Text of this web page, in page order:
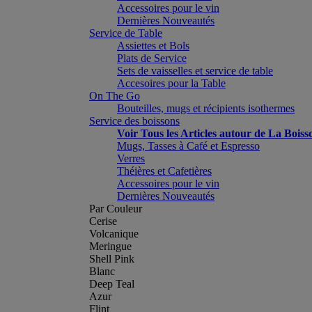
Accessoires pour le vin
Dernières Nouveautés
Service de Table
Assiettes et Bols
Plats de Service
Sets de vaisselles et service de table
Accesoires pour la Table
On The Go
Bouteilles, mugs et récipients isothermes
Service des boissons
Voir Tous les Articles autour de La
Mugs, Tasses à Café et Espresso
Verres
Théières et Cafetières
Accessoires pour le vin
Dernières Nouveautés
Par Couleur
Cerise
Volcanique
Meringue
Shell Pink
Blanc
Deep Teal
Azur
Flint